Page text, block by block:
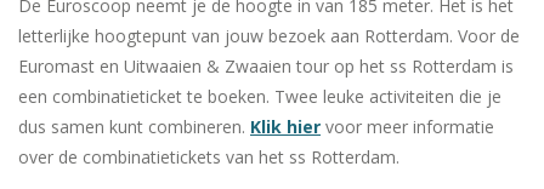
De Euroscoop neemt je de hoogte in van 185 meter. Het is het
letterlijke hoogtepunt van jouw bezoek aan Rotterdam. Voor de
Euromast en Uitwaaien & Zwaaien tour op het ss Rotterdam is
een combinatieticket te boeken. Twee leuke activiteiten die je
dus samen kunt combineren. Klik hier voor meer informatie
over de combinatietickets van het ss Rotterdam.